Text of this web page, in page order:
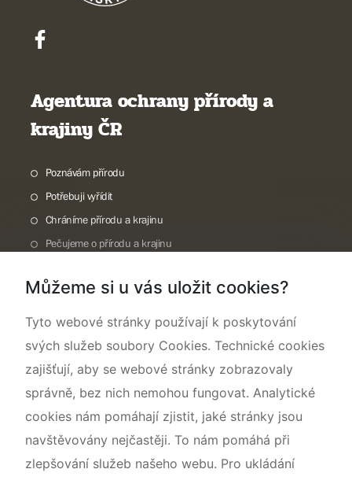
Agentura ochrany přírody a
krajiny ČR
Poznávám přírodu
Potřebuji vyřídit
Chráníme přírodu a krajinu
Pečujeme o přírodu a krajinu
O nás
Můžeme si u vás uložit cookies?
Tyto webové stránky používají k poskytování
svých služeb soubory Cookies. Technické cookies
zajišťují, aby se webové stránky zobrazovaly
správně, bez nich nemohou fungovat. Analytické
cookies nám pomáhají zjistit, jaké stránky jsou
navštěvovány nejčastěji. To nám pomáhá při
zlepšování služeb našeho webu. Pro ukládání